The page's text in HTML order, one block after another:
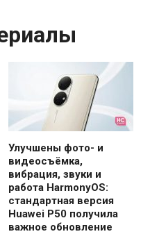
Улучшены фото- и
видеосъёмка,
вибрация, звуки и
работа HarmonyOS:
стандартная версия
Huawei P50 получила
важное обновление